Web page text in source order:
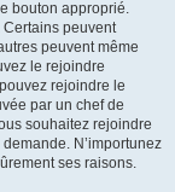
bouton approprié.
Certains peuvent
peuvent même
le rejoindre
rejoindre le
par un chef de
souhaitez rejoindre
N’importunez
ses raisons.